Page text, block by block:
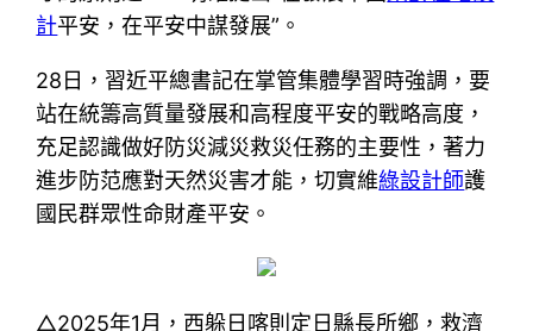
計平安，在平安中謀發展”。
28日，習近平總書記在掌管集體學習時強調，要
站在統籌高質量發展和高程度平安的戰略高度，
充足認識做好防災減災救災任務的主要性，著力
進步防范應對天然災害才能，切實維綠設計師護
國民群眾性命財產平安。
△2025年1月，西躲日喀則定日縣長所鄉，救濟